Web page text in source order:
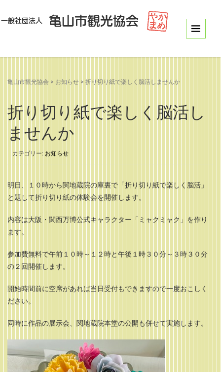
亀山市観光協会 > お知らせ > 折り切り紙で楽しく脳活しませんか
折り切り紙で楽しく脳活し
ませんか
カテゴリー: お知らせ
明日、１０時から関地蔵院の庫裏で「折り切り紙で楽しく脳活」
と題して折り切り紙の体験会を開催します。
内容は大阪・関西万博公式キャラクター「ミャクミャク」を作り
ます。
参加費無料で午前１０時～１２時と午後１時３０分～３時３０分
の２回開催します。
開始時間前に空席があれば当日受付もできますので一度おこしく
ださい。
同時に作品の展示会、関地蔵院本堂の公開も併せて実施します。